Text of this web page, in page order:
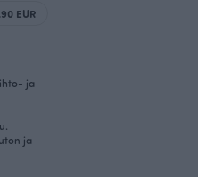
EUR
ja
ja